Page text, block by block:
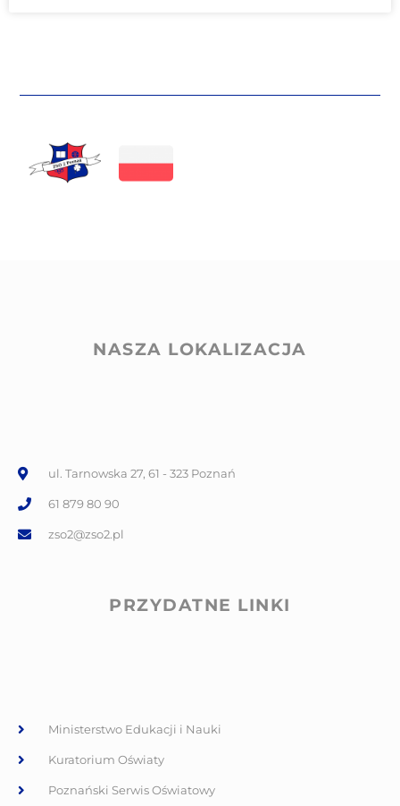
NASZA LOKALIZACJA
ul. Tarnowska 27, 61 - 323 Poznań
61 879 80 90
zso2@zso2.pl
PRZYDATNE LINKI
Ministerstwo Edukacji i Nauki
Kuratorium Oświaty
Poznański Serwis Oświatowy